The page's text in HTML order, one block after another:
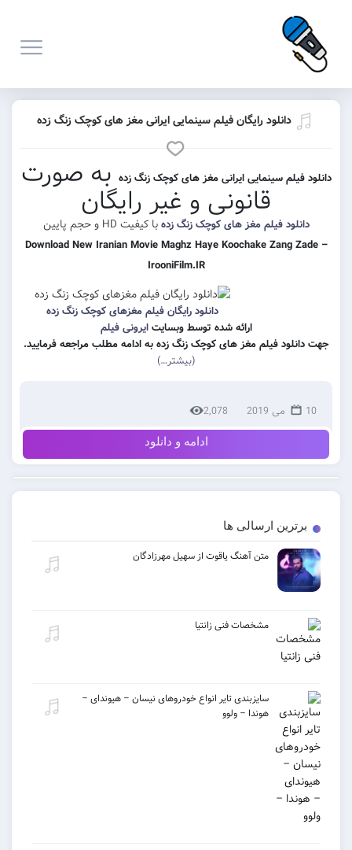
رایگان فیلم سینمایی ایرانی مغز های کوچک زنگ زده
سینمایی ایرانی مغز های کوچک زنگ زدهبه صورت
قانونی و غیر رایگان
فیلم مغز های کوچک زنگ زدهبا کیفیت HD و حجم پایین
Download New Iranian Movie Maghz Haye Koochake
دانلود رایگان فیلم مغزهای کوچک زنگ زده
ارائه شده توسط وبسایتایرونی فیلم
فیلم مغز های کوچک زنگ زده به ادامه مطلب مراجعه فرمایید.
2,078
ارسالی ها
متن آهنگ یاقوت از سهیل مهرزادگان
مشخصات فنی زانتیا
سایزبندی تایر انواع خودروهای نیسان – هیوندای –
هوندا – ولوو